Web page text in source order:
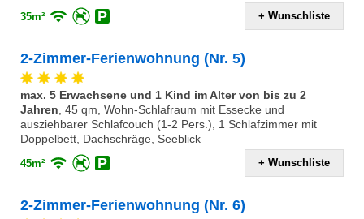
35m² + Wunschliste
2-Zimmer-Ferienwohnung (Nr. 5)
max. 5 Erwachsene und 1 Kind im Alter von bis zu 2
Jahren, 45 qm, Wohn-Schlafraum mit Essecke und
ausziehbarer Schlafcouch (1-2 Pers.), 1 Schlafzimmer mit
Doppelbett, Dachschräge, Seeblick
45m² + Wunschliste
2-Zimmer-Ferienwohnung (Nr. 6)